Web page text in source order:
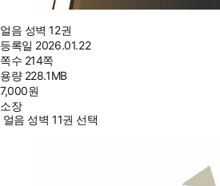
얼음 성벽 12권
등록일 2026.01.22
쪽수 214쪽
용량 228.1MB
7,000원
소장
얼음 성벽 11권 선택